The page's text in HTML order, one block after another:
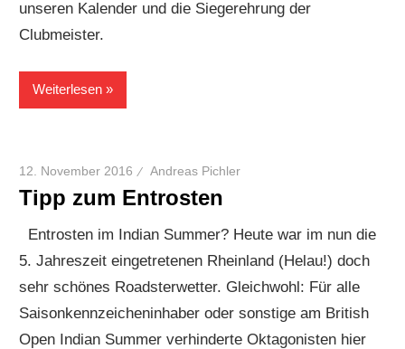
unseren Kalender und die Siegerehrung der
Clubmeister.
Weiterlesen
12. November 2016 Andreas Pichler
Tipp zum Entrosten
Entrosten im Indian Summer? Heute war im nun die
5. Jahreszeit eingetretenen Rheinland (Helau!) doch
sehr schönes Roadsterwetter. Gleichwohl: Für alle
Saisonkennzeicheninhaber oder sonstige am British
Open Indian Summer verhinderte Oktagonisten hier